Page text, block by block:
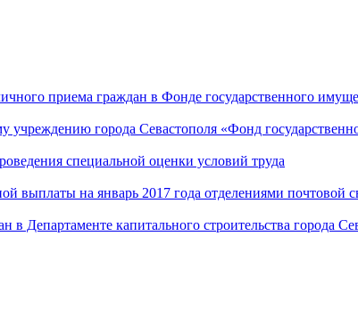
приема граждан в Фонде государственного
учреждению города Севастополя «Фонд
специальной оценки условий труда
выплаты на январь 2017 года отделениями почтовой
в Департаменте капитального строительства города